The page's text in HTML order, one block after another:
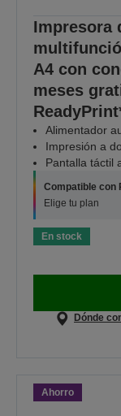
Impresora
A4 con
meses
Alimentador
Impresión a
Pantalla táctil
Compatible con
Elige tu plan
En stock
Dónde
Ahorro